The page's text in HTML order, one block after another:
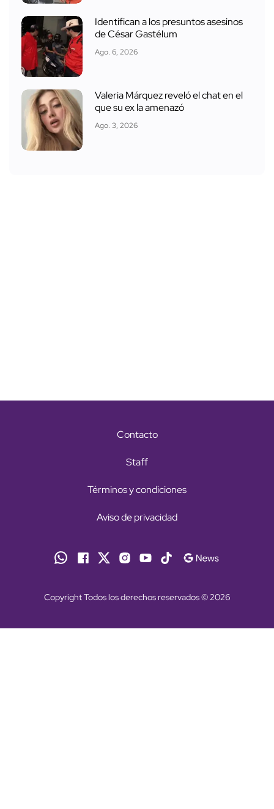
Identifican a los presuntos asesinos
de César Gastélum
Ago. 6, 2026
Valeria Márquez reveló el chat en el
que su ex la amenazó
Ago. 3, 2026
Contacto
Staff
Términos y condiciones
Aviso de privacidad
Copyright Todos los derechos reservados © 2026